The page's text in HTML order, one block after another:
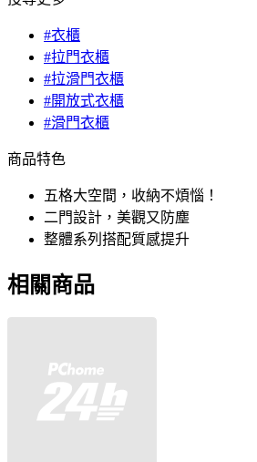
#衣櫃
#拉門衣櫃
#拉滑門衣櫃
#開放式衣櫃
#滑門衣櫃
商品特色
五格大空間，收納不煩惱！
二門設計，美觀又防塵
整體系列搭配質感提升
相關商品